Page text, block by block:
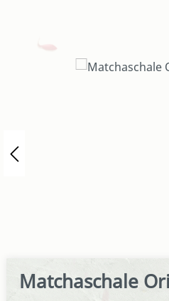
Bildergalerie überspringen
Matchaschale